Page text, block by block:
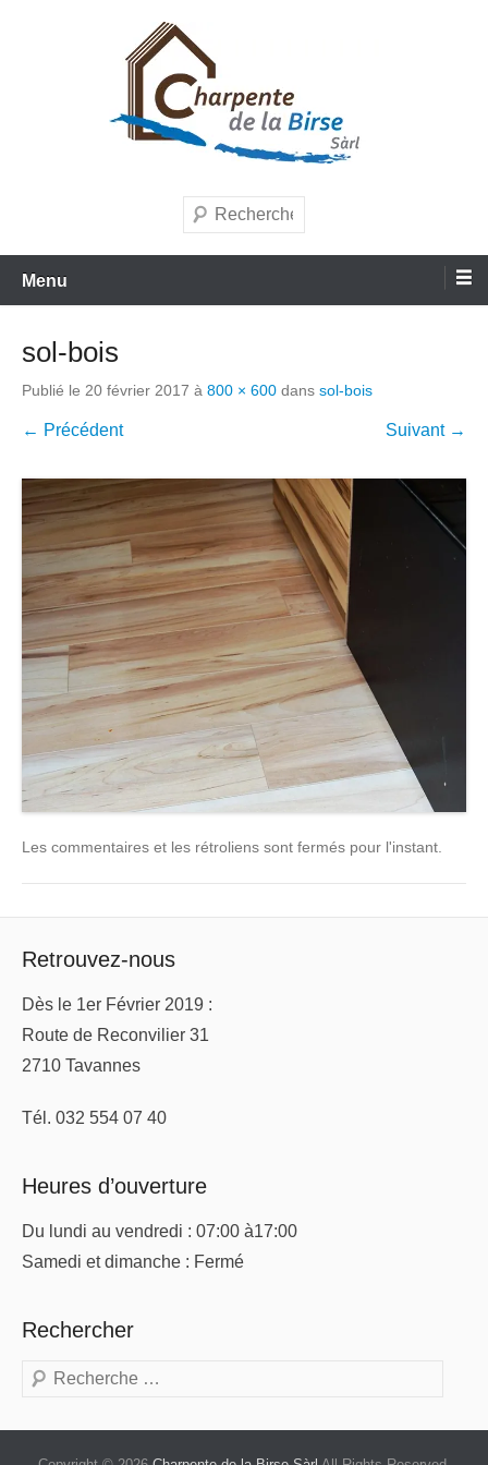
Recherche
Menu
sol-bois
Publié le 20 février 2017 à 800 × 600 dans sol-bois
← Précédent Suivant →
Les commentaires et les rétroliens sont fermés pour l'instant.
Retrouvez-nous
Dès le 1er Février 2019 :
Route de Reconvilier 31
2710 Tavannes
Tél. 032 554 07 40
Heures d’ouverture
Du lundi au vendredi : 07:00 à17:00
Samedi et dimanche : Fermé
Rechercher
Recherche